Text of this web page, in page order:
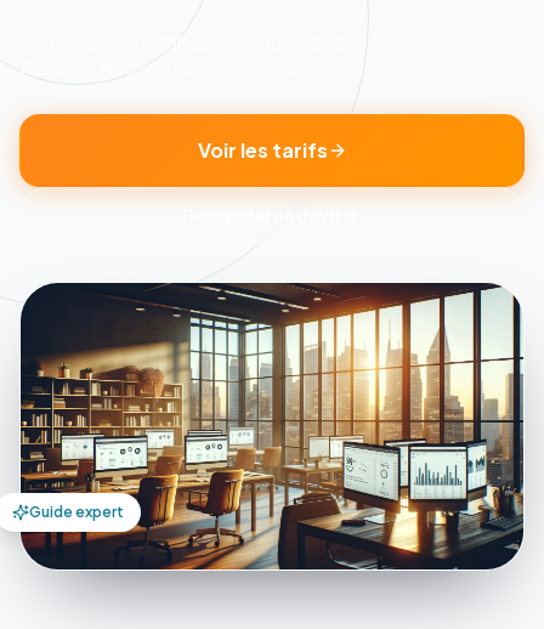
Publié le
Laurent M., directeur commercial
Voir les tarifs
Guide expert